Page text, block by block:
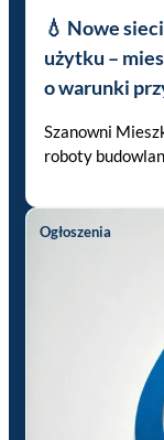
💧 Nowe
użytku –
o warunki
Szanowni
roboty
Ogłoszenia